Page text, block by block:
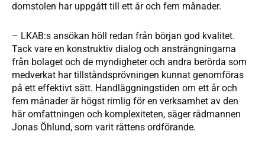
domstolen har uppgått till ett år och fem månader.
– LKAB:s ansökan höll redan från början god kvalitet.
Tack vare en konstruktiv dialog och ansträngningarna
från bolaget och de myndigheter och andra berörda som
medverkat har tillståndsprövningen kunnat genomföras
på ett effektivt sätt. Handläggningstiden om ett år och
fem månader är högst rimlig för en verksamhet av den
här omfattningen och komplexiteten, säger rådmannen
Jonas Öhlund, som varit rättens ordförande.